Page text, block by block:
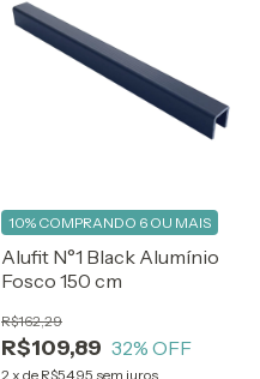
Alufit N°1 Black Alumínio
Fosco 150 cm
R$109,89
R$162,29
32% OFF
2 x de R$54,95 sem juros
10% COMPRANDO 6 OU MAIS